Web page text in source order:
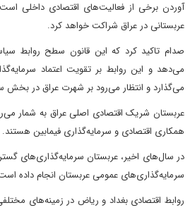
آوردن برخی از فعالیت‌های اقتصادی داخلی
عربستانی در عراق شراکت خواهد کرد.
صدام تاکید کرد که این قانون سطح روابط
می‌دهد و این روابط بر تقویت اعتماد
می‌گذارد و انتظار می‌رود بر شهرت عراق در بخش
عربستان شریک اقتصادی اصلی عراق به شمار
همکاری اقتصادی و سرمایه‌گذاری فیمابین هستند.
در سال‌های اخیر، عربستان سرمایه‌گذاری‌های
سرمایه‌گذاری‌های عمومی عربستان انجام داده
روابط اقتصادی بغداد و ریاض در زمینه‌های